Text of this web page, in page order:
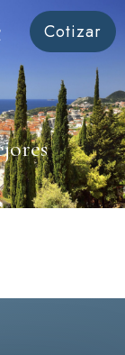
Cotizar